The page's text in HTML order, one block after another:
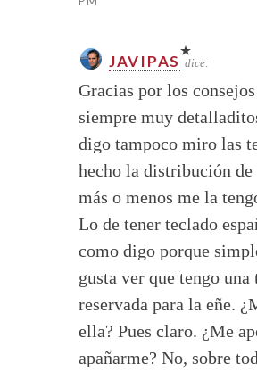
JAVIPAS dice:
Gracias por los
siempre muy
digo tampoco miro las
hecho la distribución de
más o menos me la
Lo de tener teclado
como digo porque
gusta ver que tengo
reservada para la eñe.
ella? Pues claro. ¿Me
apañarme? No, sobre